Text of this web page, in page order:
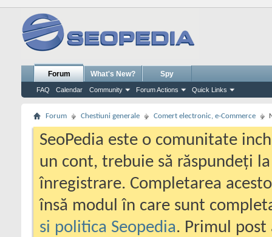
Forum
FAQ Calendar Community Forum Actions Quick Links
What's New? Spy
Forum Chestiuni generale Comert electronic, e-Commerce
SeoPedia este o comunitate
un cont, trebuie să răspundeți
înregistrare. Completarea
însă modul în care sunt
si politica Seopedia. Primul